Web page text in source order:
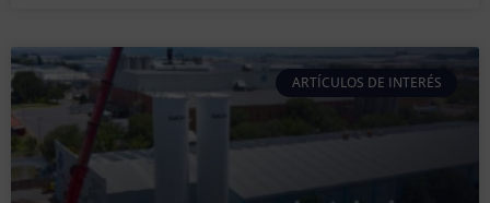
ARTÍCULOS DE INTERÉS